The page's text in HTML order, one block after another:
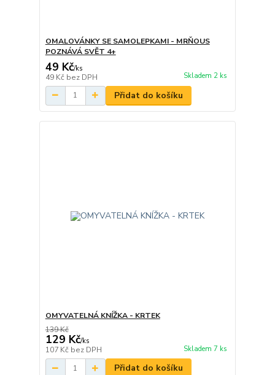
OMALOVÁNKY SE SAMOLEPKAMI - MRŇOUS
POZNÁVÁ SVĚT 4+
49 Kč/ks
49 Kč bez DPH Skladem 2 ks
Přidat do košíku
OMYVATELNÁ KNÍŽKA - KRTEK
139 Kč
129 Kč/ks
107 Kč bez DPH Skladem 7 ks
Přidat do košíku